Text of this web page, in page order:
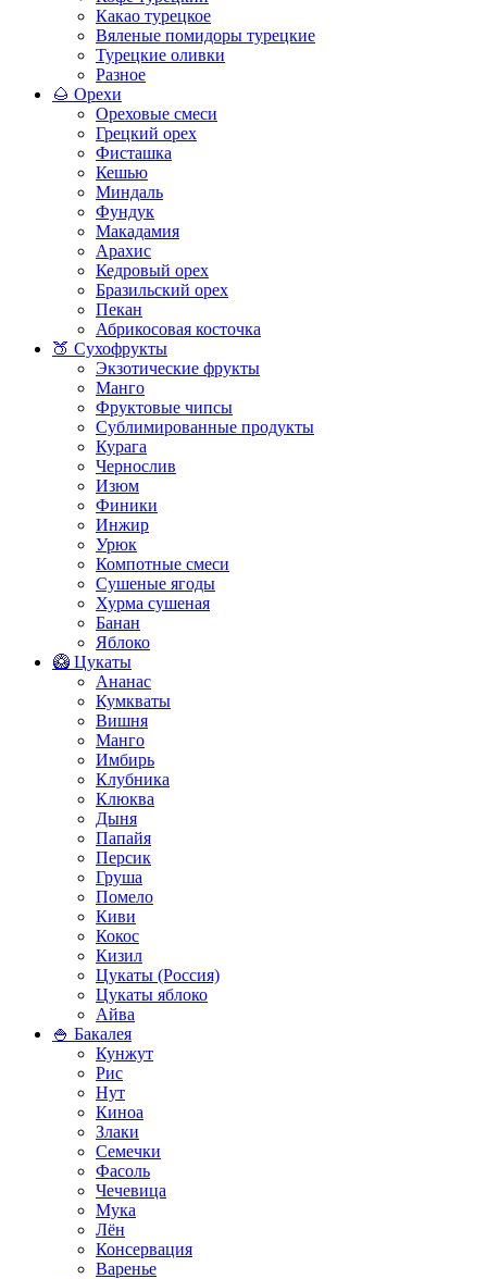
Какао турецкое
Вяленые помидоры турецкие
Турецкие оливки
Разное
🌰 Орехи
Ореховые смеси
Грецкий орех
Фисташка
Кешью
Миндаль
Фундук
Макадамия
Арахис
Кедровый орех
Бразильский орех
Пекан
Абрикосовая косточка
🍑 Сухофрукты
Экзотические фрукты
Манго
Фруктовые чипсы
Сублимированные продукты
Курага
Чернослив
Изюм
Финики
Инжир
Урюк
Компотные смеси
Сушеные ягоды
Хурма сушеная
Банан
Яблоко
🥝 Цукаты
Ананас
Кумкваты
Вишня
Манго
Имбирь
Клубника
Клюква
Дыня
Папайя
Персик
Груша
Помело
Киви
Кокос
Кизил
Цукаты (Россия)
Цукаты яблоко
Айва
🍚 Бакалея
Кунжут
Рис
Нут
Киноа
Злаки
Семечки
Фасоль
Чечевица
Мука
Лён
Консервация
Варенье